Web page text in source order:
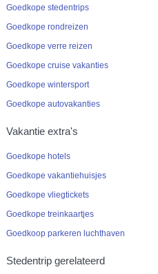
Goedkope stedentrips
Goedkope rondreizen
Goedkope verre reizen
Goedkope cruise vakanties
Goedkope wintersport
Goedkope autovakanties
Vakantie extra's
Goedkope hotels
Goedkope vakantiehuisjes
Goedkope vliegtickets
Goedkope treinkaartjes
Goedkoop parkeren luchthaven
Stedentrip gerelateerd